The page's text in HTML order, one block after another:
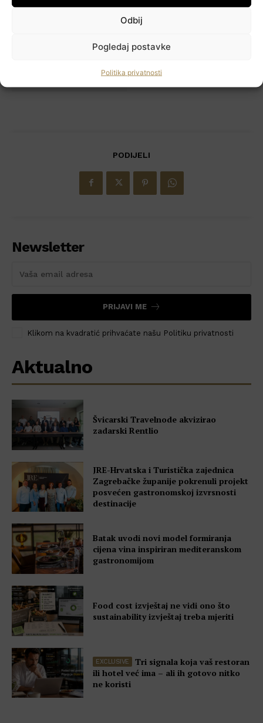
HoReCa PRO
Odbij
Pogledaj postavke
Politika privatnosti
Aminess postaje prva
Pjenušac s pogledom na
zagorje
PODIJELI
Newsletter
PRIJAVI ME
Klikom na kvadratić prihvaćate našu Politiku privatnosti
Aktualno
Švicarski Travelnode akvizirao
zadarski Rentlio
JRE-Hrvatska i Turistička zajednica
Zagrebačke županije pokrenuli projekt
posvećen gastronomskoj izvrsnosti
destinacije
Batak uvodi novi model formiranja
cijena vina inspiriran mediteranskom
gastronomijom
Food cost izvještaj ne vidi ono što
sustainability izvještaj treba mjeriti
Tri signala koja vaš restoran
ili hotel već ima – ali ih gotovo nitko
ne koristi